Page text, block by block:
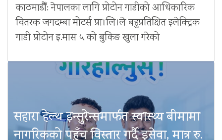
काठमाडौँ: नेपालका लागि प्रोटोन गाडीको आधिकारिक
वितरक जगदम्बा मोटर्स प्रा।लि।ले बहुप्रतिक्षित इलेक्ट्रिक
गाडी प्रोटोन इ.मास ५ को बुकिङ खुला गरेको
सहारा हेल्थ इन्सुरेन्समार्फत स्वास्थ्य बीमामा
नागरिकको पहुँच विस्तार गर्दै इसेवा, मात्र रु.